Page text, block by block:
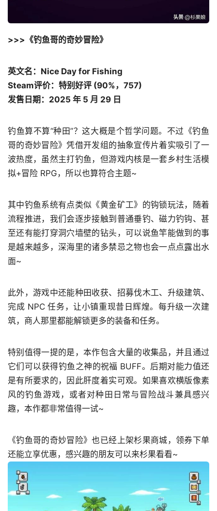
>>>《钓鱼哥的奇妙冒险》
英文名：Nice Day for Fishing
Steam评价：特别好评 (90%，757)
发售日期：2025 年 5 月 29 日
钓鱼算不算“种田”？这大概是个哲学问题。不过《钓鱼
哥的奇妙冒险》凭借开发组的抽象宣传片着实吸引了一
波热度，虽然主打钓鱼，但游戏内核是一套乡村生活模
拟+冒险 RPG，所以也算符合主题~
其中钓鱼系统有点类似《黄金矿工》的钩锁玩法，随着
流程推进，我们会逐步接触到普通垂钓、磁力钓钩、甚
至还有能打穿洞穴墙壁的钻头，可以说鱼竿能做到的事
是越来越多，深海里的诸多禁忌之物也会一点点露出水
面~
此外，游戏中还能种田收获、招募伐木工、升级建筑、
完成 NPC 任务，让小镇重现昔日辉煌。每升级一次建
筑，商人那里都能解锁更多的装备和任务。
特别值得一提的是，本作包含大量的收集品，并且通过
它们可以获得钓鱼之神的祝福 BUFF。后期对能力值还
是有所要求的，因此肝度着实可观。如果喜欢横版像素
风的钓鱼游戏，或者对种田日常与冒险战斗兼具感兴
趣，本作都非常值得一试~
《钓鱼哥的奇妙冒险》也已经上架杉果商城，领券下单
还能立享优惠，感兴趣的朋友可以来杉果看看~